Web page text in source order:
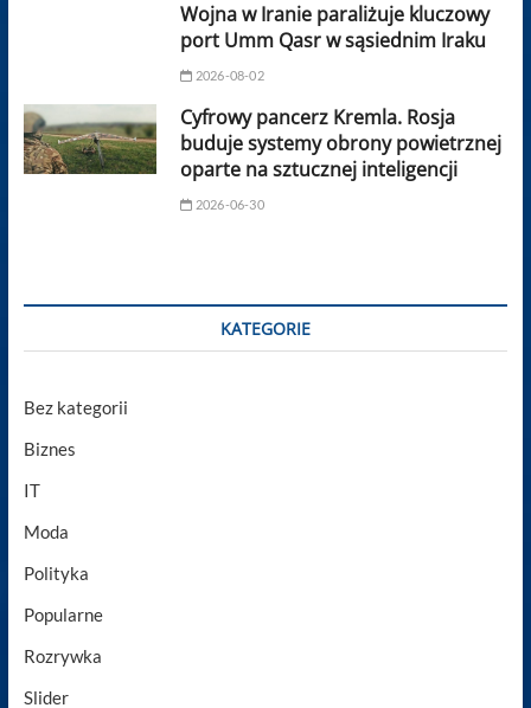
Wojna w Iranie paraliżuje kluczowy
port Umm Qasr w sąsiednim Iraku
2026-08-02
Cyfrowy pancerz Kremla. Rosja
buduje systemy obrony powietrznej
oparte na sztucznej inteligencji
2026-06-30
KATEGORIE
Bez kategorii
Biznes
IT
Moda
Polityka
Popularne
Rozrywka
Slider